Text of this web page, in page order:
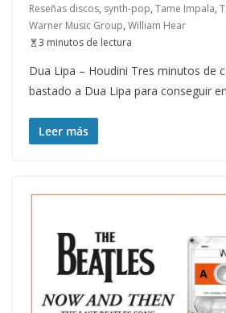
Reseñas discos, synth-pop, Tame Impala,
Warner Music Group, William Hear
3 minutos de lectura
Dua Lipa – Houdini Tres minutos de
bastado a Dua Lipa para conseguir
Leer más